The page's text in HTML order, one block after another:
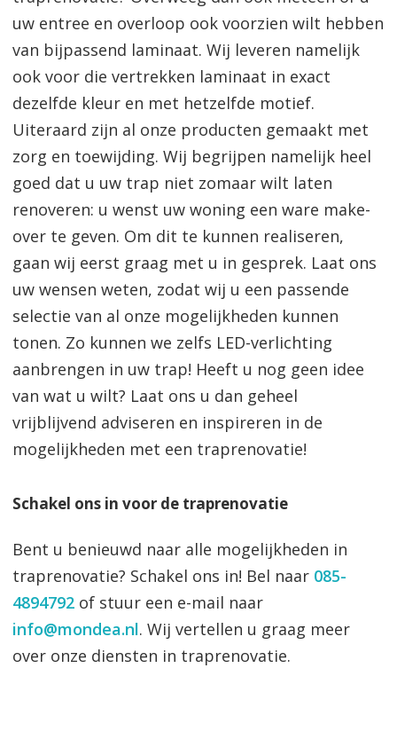
uw entree en overloop ook voorzien wilt hebben
van bijpassend laminaat. Wij leveren namelijk
ook voor die vertrekken laminaat in exact
dezelfde kleur en met hetzelfde motief.
Uiteraard zijn al onze producten gemaakt met
zorg en toewijding. Wij begrijpen namelijk heel
goed dat u uw trap niet zomaar wilt laten
renoveren: u wenst uw woning een ware make-
over te geven. Om dit te kunnen realiseren,
gaan wij eerst graag met u in gesprek. Laat ons
uw wensen weten, zodat wij u een passende
selectie van al onze mogelijkheden kunnen
tonen. Zo kunnen we zelfs LED-verlichting
aanbrengen in uw trap! Heeft u nog geen idee
van wat u wilt? Laat ons u dan geheel
vrijblijvend adviseren en inspireren in de
mogelijkheden met een traprenovatie!
Schakel ons in voor de traprenovatie
Bent u benieuwd naar alle mogelijkheden in
traprenovatie? Schakel ons in! Bel naar 085-
4894792 of stuur een e-mail naar
info@mondea.nl. Wij vertellen u graag meer
over onze diensten in traprenovatie.